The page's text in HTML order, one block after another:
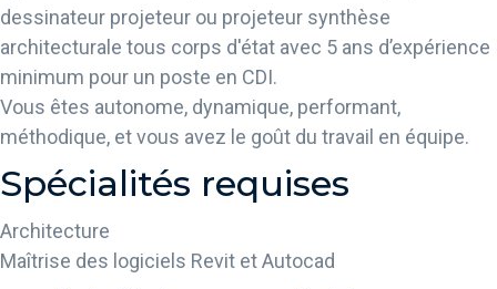
dessinateur projeteur ou projeteur synthèse
architecturale tous corps d'état avec 5 ans d’expérience
minimum pour un poste en CDI.
Vous êtes autonome, dynamique, performant,
méthodique, et vous avez le goût du travail en équipe.
Spécialités requises
Architecture
Maîtrise des logiciels Revit et Autocad